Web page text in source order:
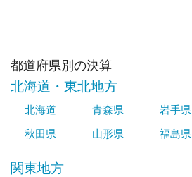
都道府県別の決算
北海道・東北地方
北海道 青森県 岩手県
秋田県
山形県 福島県
関東地方